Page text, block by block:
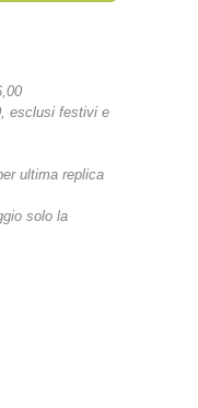
esclusi festivi e
ultima replica
solo la